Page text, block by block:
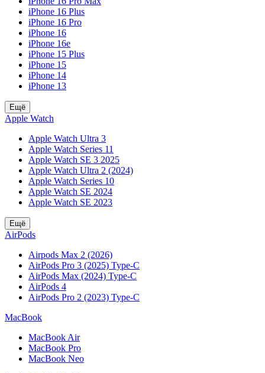
iPhone 16 Plus
iPhone 16 Pro
iPhone 16
iPhone 16e
iPhone 15 Plus
iPhone 15
iPhone 14
iPhone 13
Ещё
Apple Watch
Apple Watch Ultra 3
Apple Watch Series 11
Apple Watch SE 3 2025
Apple Watch Ultra 2 (2024)
Apple Watch Series 10
Apple Watch SE 2024
Apple Watch SE 2023
Ещё
AirPods
Airpods Max 2 (2026)
AirPods Pro 3 (2025) Type-C
AirPods Max (2024) Type-C
AirPods 4
AirPods Pro 2 (2023) Type-C
MacBook
MacBook Air
MacBook Pro
MacBook Neo